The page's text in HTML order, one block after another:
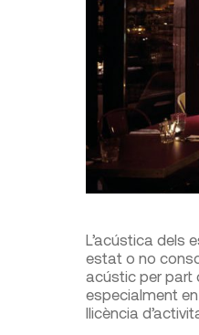
L’acústica dels
estat o no
acústic per part
especialment
llicència